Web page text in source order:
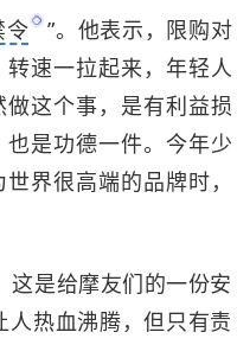
令
”。他表示，限购对
速一拉起来，年轻人
这个事，是有利益损
也是功德一件。今年少
界很高端的品牌时，
这是给摩友们的一份安
人热血沸腾，但只有责